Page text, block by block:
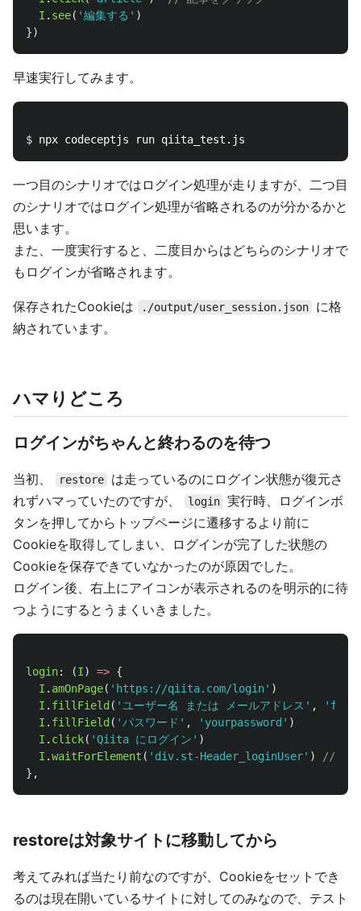
I . see( '編集する ' )
})
早速実行してみます。
$
一つ目のシナリオではログイン処理が走りますが、二つ目
のシナリオではログイン処理が省略されるのが分かるかと
思います。
また、一度実行すると、二度目からはどちらのシナリオで
もログインが省略されます。
保存されたCookieは ./output/user_session.json
に格
納されています。
ハマりどころ
ログインがちゃんと終わるのを待つ
当初、 restore
は走っているのにログイン状態が復元さ
れずハマっていたのですが、
login 実行時、ログインボ
タンを押してからトップページに遷移するより前に
Cookieを取得してしまい、ログインが完了した状態の
Cookieを保存できていなかったのが原因でした。
ログイン後、右上にアイコンが表示されるのを明示的に待
つようにするとうまくいきました。
login: (I) => {
I . amOnPage( ' https://qiita.com/login' )
I . fillField ( ' ユーザー名 または メールアドレス ' , '
I . fillField ( 'パスワード ' , ' yourpassword ' )
I . click( 'Qiita にログイン ' )
I .waitForElement ( ' div.st-Header_loginUser' )
// ログ
},
restoreは対象サイトに移動してから
考えてみれば当たり前なのですが、Cookieをセットでき
るのは現在開いているサイトに対してのみなので、テスト